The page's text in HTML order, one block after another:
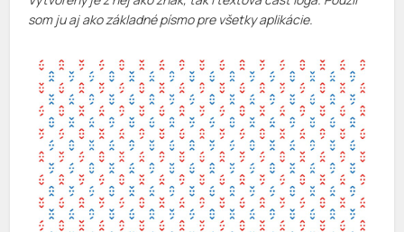
som ju aj ako základné písmo pre všetky aplikácie.